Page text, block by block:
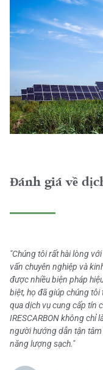
Đánh giá về
"Chúng tôi rất hài lòng
vấn chuyên nghiệp và
được nhiều biện pháp
biệt, họ đã giúp chúng
qua dịch vụ cung cấp tín
IRESCARBON không chỉ
người hướng dẫn tận
năng lượng sạch."